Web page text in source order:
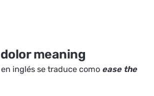
meaning
inglés se traduce como ease the